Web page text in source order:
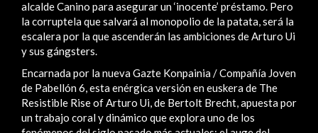
alcalde Canino para asegurar un ‘inocente’ préstamo. Pero
la corruptela que salvará al monopolio de la patata, será la
escalera por la que ascenderán las ambiciones de Arturo Ui
y sus gángsters.
Encarnada por la nueva Gazte Konpainia / Compañía Joven
de Pabellón 6, esta enérgica versión en euskera de The
Resistible Rise of Arturo Ui, de Bertolt Brecht, apuesta por
un trabajo coral y dinámico que explora uno de los